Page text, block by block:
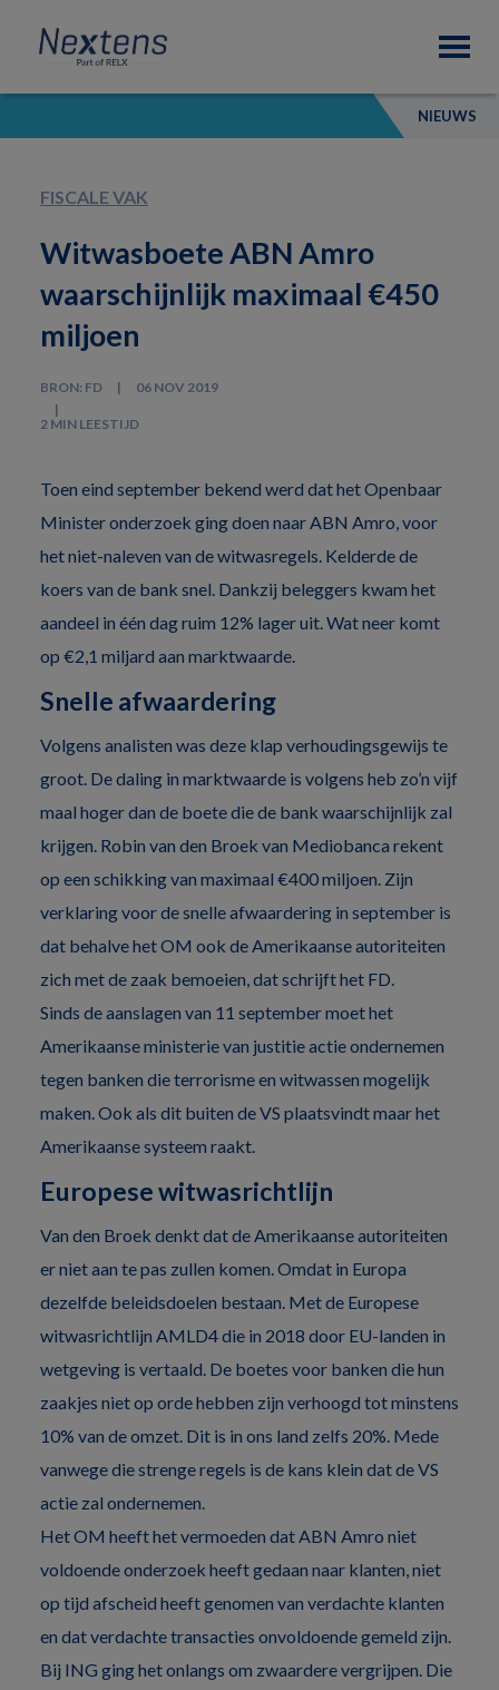
primary
navigation
content
footer
Nextens
Fiscaal
partner
van
NIEUWS
FISCALE VAK
Witwasboete ABN Amro
waarschijnlijk maximaal €450
miljoen
BRON: FD 06 NOV 2019
2 MIN LEESTIJD
Toen eind september bekend werd dat het Openbaar
Minister onderzoek ging doen naar ABN Amro, voor
het niet-naleven van de witwasregels. Kelderde de
koers van de bank snel. Dankzij beleggers kwam het
aandeel in één dag ruim 12% lager uit. Wat neer komt
op €2,1 miljard aan marktwaarde.
Snelle afwaardering
Volgens analisten was deze klap verhoudingsgewijs te
groot. De daling in marktwaarde is volgens heb zo’n vijf
maal hoger dan de boete die de bank waarschijnlijk zal
krijgen. Robin van den Broek van Mediobanca rekent
op een schikking van maximaal €400 miljoen. Zijn
verklaring voor de snelle afwaardering in september is
dat behalve het OM ook de Amerikaanse autoriteiten
zich met de zaak bemoeien, dat schrijft het FD.
Sinds de aanslagen van 11 september moet het
Amerikaanse ministerie van justitie actie ondernemen
tegen banken die terrorisme en witwassen mogelijk
maken. Ook als dit buiten de VS plaatsvindt maar het
Amerikaanse systeem raakt.
Europese witwasrichtlijn
Van den Broek denkt dat de Amerikaanse autoriteiten
er niet aan te pas zullen komen. Omdat in Europa
dezelfde beleidsdoelen bestaan. Met de Europese
witwasrichtlijn AMLD4 die in 2018 door EU-landen in
wetgeving is vertaald. De boetes voor banken die hun
zaakjes niet op orde hebben zijn verhoogd tot minstens
10% van de omzet. Dit is in ons land zelfs 20%. Mede
vanwege die strenge regels is de kans klein dat de VS
actie zal ondernemen.
Het OM heeft het vermoeden dat ABN Amro niet
voldoende onderzoek heeft gedaan naar klanten, niet
op tijd afscheid heeft genomen van verdachte klanten
en dat verdachte transacties onvoldoende gemeld zijn.
Bij ING ging het onlangs om zwaardere vergrijpen. Die